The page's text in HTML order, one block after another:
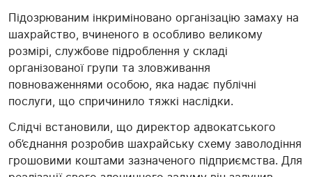
Підозрюваним інкриміновано організацію замаху на
шахрайство, вчиненого в особливо великому
розмірі, службове підроблення у складі
організованої групи та зловживання
повноваженнями особою, яка надає публічні
послуги, що спричинило тяжкі наслідки.
Слідчі встановили, що директор адвокатського
об’єднання розробив шахрайську схему заволодіння
грошовими коштами зазначеного підприємства. Для